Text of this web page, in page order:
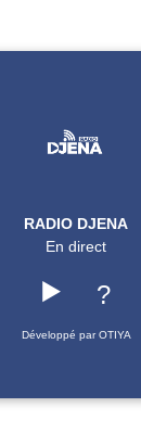
RADIO DJENA
En direct
▶️ ?
Développé par OTIYA